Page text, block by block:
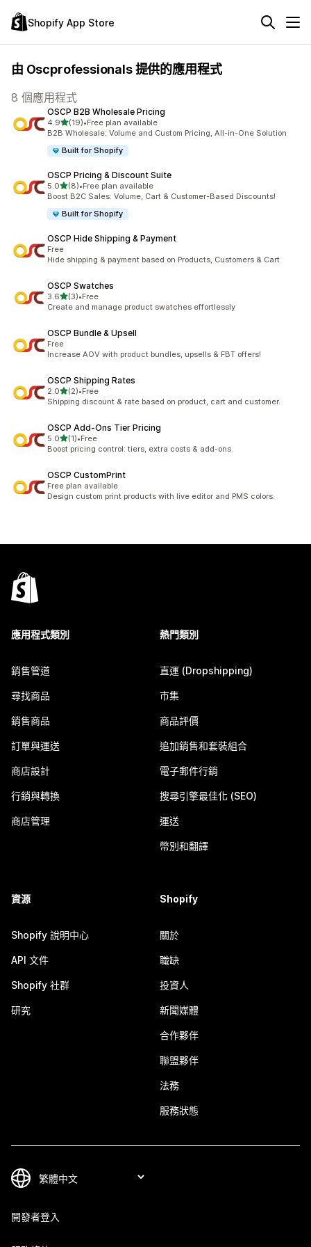
Shopify App Store
由 Oscprofessionals 提供的應用程式
8 個應用程式
OSCP B2B Wholesale Pricing
4.9滿分 5 顆星
(19)
共有 19 則評價
•Free plan available
B2B Wholesale: Volume and Custom Pricing, All-in-One Solution
Built for Shopify
OSCP Pricing & Discount Suite
5.0滿分 5 顆星
(8)
共有 8 則評價
•Free plan available
Boost B2C Sales: Volume, Cart & Customer-Based Discounts!
Built for Shopify
OSCP Hide Shipping & Payment
Free
Hide shipping & payment based on Products, Customers & Cart
OSCP Swatches
3.6滿分 5 顆星
(3)
共有 3 則評價
•Free
Create and manage product swatches effortlessly
OSCP Bundle & Upsell
Free
Increase AOV with product bundles, upsells & FBT offers!
OSCP Shipping Rates
2.0滿分 5 顆星
(2)
共有 2 則評價
•Free
Shipping discount & rate based on product, cart and customer.
OSCP Add‑Ons Tier Pricing
5.0滿分 5 顆星
(1)
共有 1 則評價
•Free
Boost pricing control: tiers, extra costs & add-ons.
OSCP CustomPrint
Free plan available
Design custom print products with live editor and PMS colors.
應用程式類別
銷售管道
尋找商品
銷售商品
訂單與運送
商店設計
行銷與轉換
商店管理
熱門類別
直運 (Dropshipping)
市集
商品評價
追加銷售和套裝組合
電子郵件行銷
搜尋引擎最佳化 (SEO)
運送
幣別和翻譯
資源
Shopify 說明中心
API 文件
Shopify 社群
研究
Shopify
關於
職缺
投資人
新聞媒體
合作夥伴
聯盟夥伴
法務
服務狀態
開發者登入